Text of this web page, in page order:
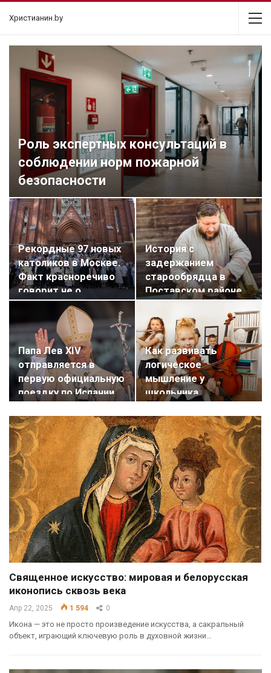
Христианин.by
Роль экспертных консультаций в
соблюдении норм пожарной
безопасности
Рекордные 97 новых
католиков в Москве.
Факт красноречиво
говорит не о…
История с
задержанием
старообрядца в
Поставском районе
получила…
Папа Лев XIV
отправляется в
первую официальную
поездку по Испании
Как развивать
логическое
мышление у
школьника
Священное искусство: мировая и белорусская
иконопись сквозь века
Апр 22, 2025 1 594 0
Икона — это не просто произведение искусства, а сакральный
объект, играющий ключевую роль в духовной жизни…